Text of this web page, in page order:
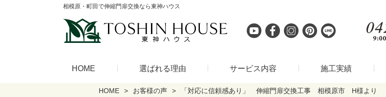
相模原・町田で伸縮門扉交換なら東神ハウス
HOME 選ばれる理由 サービス内容 施工実績
HOME お客様の声 「対応に信頼感あり」 伸縮門扉交換工事 相模原市 H様より